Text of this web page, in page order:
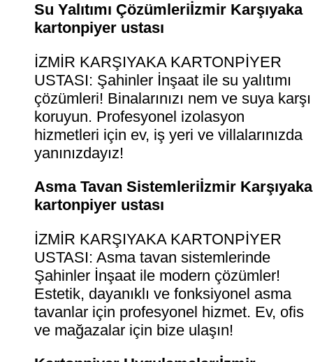
Su Yalıtımı Çözümleriİzmir Karşıyaka
kartonpiyer ustası
İZMİR KARŞIYAKA KARTONPİYER
USTASI: Şahinler İnşaat ile su yalıtımı
çözümleri! Binalarınızı nem ve suya karşı
koruyun. Profesyonel izolasyon
hizmetleri için ev, iş yeri ve villalarınızda
yanınızdayız!
Asma Tavan Sistemleriİzmir Karşıyaka
kartonpiyer ustası
İZMİR KARŞIYAKA KARTONPİYER
USTASI: Asma tavan sistemlerinde
Şahinler İnşaat ile modern çözümler!
Estetik, dayanıklı ve fonksiyonel asma
tavanlar için profesyonel hizmet. Ev, ofis
ve mağazalar için bize ulaşın!